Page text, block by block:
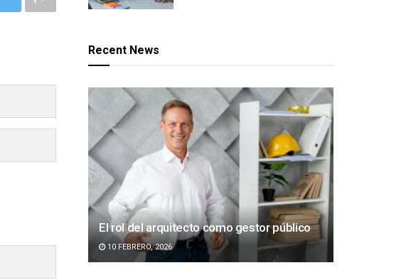
Recent News
El rol del arquitecto como gestor público
10 FEBRERO, 2026